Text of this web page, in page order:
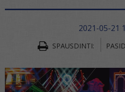
2021-05-21
SPAUSDINTI: